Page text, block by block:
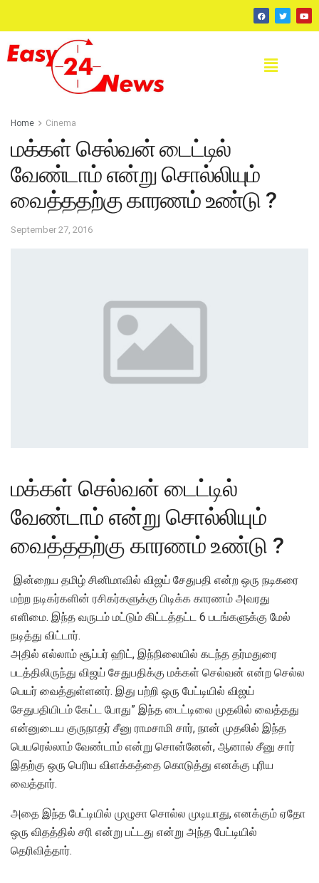
Home Cinema
மக்கள் செல்வன் டைட்டில்
வேண்டாம் என்று சொல்லியும்
வைத்ததற்கு காரணம் உண்டு ?
September 27, 2016
மக்கள் செல்வன் டைட்டில்
வேண்டாம் என்று சொல்லியும்
வைத்ததற்கு காரணம் உண்டு ?
இன்றைய தமிழ் சினிமாவில் விஜய் சேதுபதி என்ற ஒரு நடிகரை
மற்ற நடிகர்களின் ரசிகர்களுக்கு பிடிக்க காரணம் அவரது
எளிமை. இந்த வருடம் மட்டும் கிட்டத்தட்ட 6 படங்களுக்கு மேல்
நடித்து விட்டார்.
அதில் எல்லாம் சூப்பர் ஹிட், இந்நிலையில் கடந்த தர்மதுரை
படத்திலிருந்து விஜய் சேதுபதிக்கு மக்கள் செல்வன் என்ற செல்ல
பெயர் வைத்துள்ளனர். இது பற்றி ஒரு பேட்டியில் விஜய்
சேதுபதியிடம் கேட்ட போது” இந்த டைட்டிலை முதலில் வைத்தது
என்னுடைய குருநாதர் சீனு ராமசாமி சார், நான் முதலில் இந்த
பெயரெல்லாம் வேண்டாம் என்று சொன்னேன், ஆனால் சீனு சார்
இதற்கு ஒரு பெரிய விளக்கத்தை கொடுத்து எனக்கு புரிய
வைத்தார்.
அதை இந்த பேட்டியில் முழுசா சொல்ல முடியாது, எனக்கும் ஏதோ
ஒரு விதத்தில் சரி என்று பட்டது என்று அந்த பேட்டியில்
தெரிவித்தார்.